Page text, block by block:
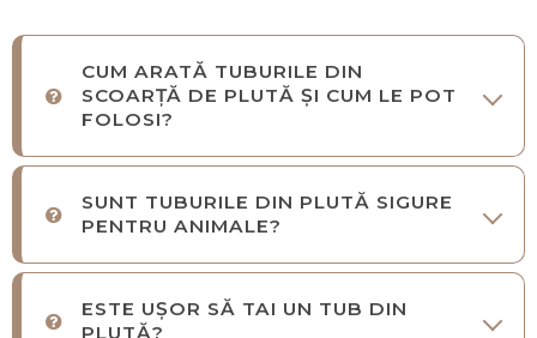
CUM ARATĂ TUBURILE DIN
SCOARȚĂ DE PLUTĂ ȘI CUM LE POT
FOLOSI?
SUNT TUBURILE DIN PLUTĂ SIGURE
PENTRU ANIMALE?
ESTE UȘOR SĂ TAI UN TUB DIN
PLUTĂ?